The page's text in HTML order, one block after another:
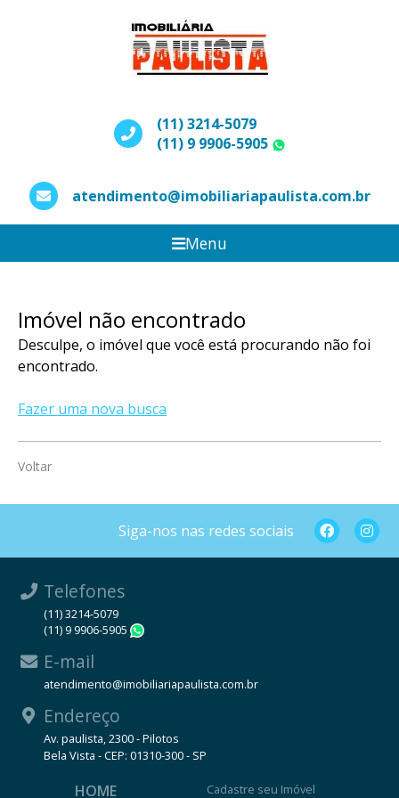
(11) 3214-5079
(11) 9 9906-5905
atendimento@imobiliariapaulista.com.br
Menu
Imóvel não encontrado
Desculpe, o imóvel que você está procurando não foi
encontrado.
Fazer uma nova busca
Voltar
Siga-nos nas redes sociais
Telefones
(11) 3214-5079
(11) 9 9906-5905
E-mail
atendimento@imobiliariapaulista.com.br
Endereço
Av. paulista, 2300 - Pilotos
Bela Vista - CEP: 01310-300 - SP
HOME Cadastre seu Imóvel